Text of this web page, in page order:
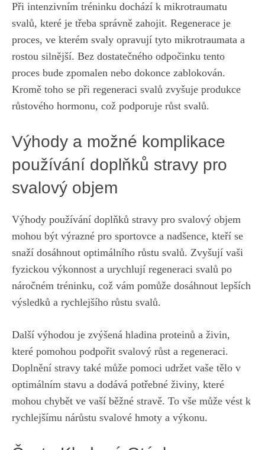
Při intenzivním tréninku dochází k mikrotraumatu
svalů, které je třeba správně zahojit. Regenerace je
proces, ve kterém svaly opravují tyto mikrotraumata a
rostou silnější. Bez dostatečného odpočinku tento
proces bude zpomalen nebo dokonce zablokován.
Kromě toho se při regeneraci svalů zvyšuje produkce
růstového hormonu, což podporuje růst svalů.
Výhody a možné komplikace
používání doplňků stravy pro
svalový objem
Výhody používání doplňků stravy pro svalový objem
mohou být výrazné pro sportovce a nadšence, kteří se
snaží dosáhnout optimálního růstu svalů. Zvyšují vaši
fyzickou výkonnost a urychlují regeneraci svalů po
náročném tréninku, což vám pomůže dosáhnout lepších
výsledků a rychlejšího růstu svalů.
Další výhodou je zvýšená hladina proteinů a živin,
které pomohou podpořit svalový růst a regeneraci.
Doplnění stravy také může pomoci udržet vaše tělo v
optimálním stavu a dodává potřebné živiny, které
mohou chybět ve vaší běžné stravě. To vše může vést k
rychlejšímu nárůstu svalové hmoty a výkonu.